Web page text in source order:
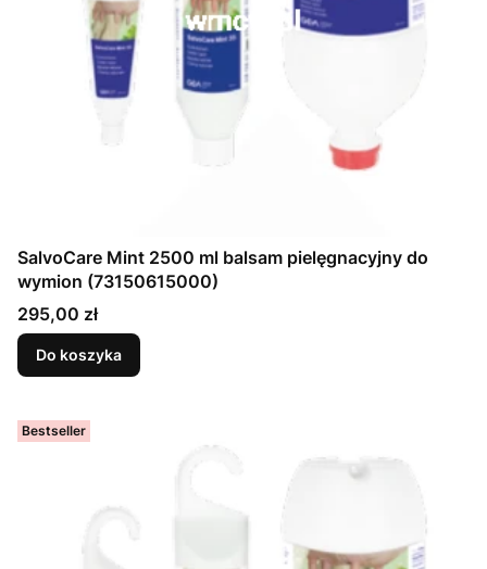
SalvoCare Mint 2500 ml balsam pielęgnacyjny do
wymion (73150615000)
Cena
295,00 zł
Do koszyka
Bestseller